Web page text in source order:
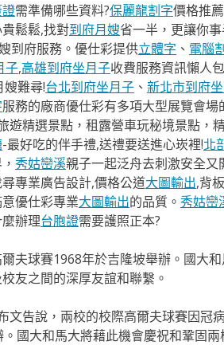
需準備哪些資料?保麗龍割字價格推
鬆鬆,找對到府月嫂省一半，更讓你
到府服務。優仕彩提供立體字 、 電腦
子,高雄到府坐月子收費服務資訊懶人
嫂難尋!台北到府坐月子、 新北市到府
服務的廠商優仕彩有多項大型展覽會場
遊精選景點，租露營車玩秘境景點，
-最好吃的伴手禮,送禮要送進心崁裡!北
秀姑巒溪親子一起泛舟去​刺激安全
專業廣告設計,價格公道大圖輸出,背
優仕彩專業大圖輸出的品質。 秀姑巒
辦理台胞證需要護照正本?
夫球賽1968年於吉隆坡舉辦。國大
友之間的深厚友誼和聯繫。
文告說，兩校的校際高爾夫球賽因冠
國大和馬大將藉此機會慶祝和鞏固